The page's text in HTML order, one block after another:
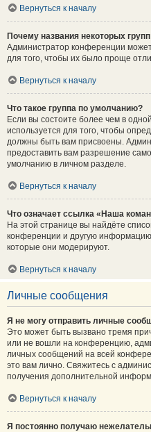
Вернуться к началу
Почему названия некоторых
Администратор конференции может
для того, чтобы их было проще
Вернуться к началу
Что такое группа по умолчанию?
Если вы состоите более чем в
используется для того, чтобы
должны быть вам присвоены.
предоставить вам разрешение
умолчанию в личном разделе.
Вернуться к началу
Что означает ссылка «Наша
На этой странице вы найдёте
конференции и другую
которые они модерируют.
Вернуться к началу
Личные сообщения
Я не могу отправить личные
Это может быть вызвано тремя
или не вошли на конференцию,
личных сообщений на всей
это вам лично. Свяжитесь с
получения дополнительной
Вернуться к началу
Я постоянно получаю